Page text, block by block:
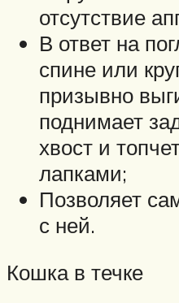
отсутствие
В ответ на
спине или
призывно
поднимает
хвост и
лапками;
Позволяет
с ней.
Кошка в течке